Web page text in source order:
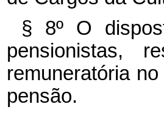
§ 8º O
pensionistas,
remuneratória
pensão.